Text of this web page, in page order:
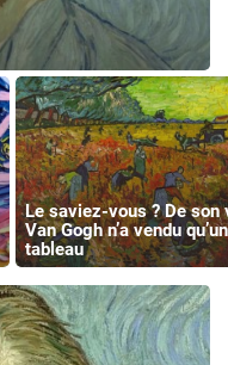
Le saviez-vous ? De son
Van Gogh n’a vendu
tableau